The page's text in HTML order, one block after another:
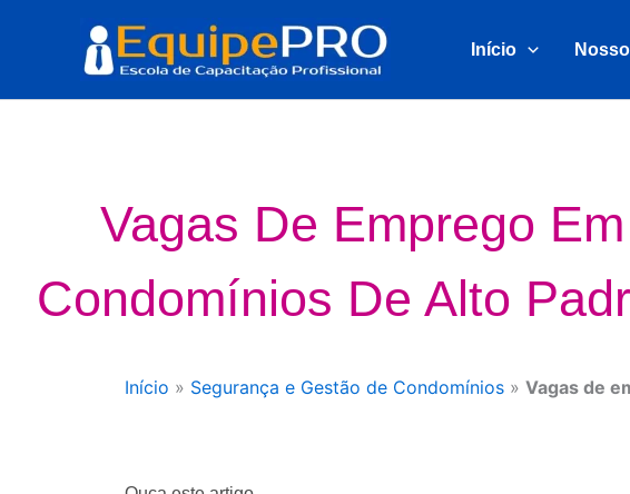
conteúdo
Início
Vagas De Emprego Em
Condomínios De Alto
Início » Segurança e Gestão de Condomínios» Vagas de